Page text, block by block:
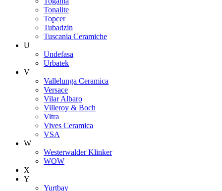
Tonalite
Topcer
Tubadzin
Tuscania Ceramiche
U
Undefasa
Urbatek
V
Vallelunga Ceramica
Versace
Vilar Albaro
Villeroy & Boch
Vitra
Vives Ceramica
VSA
W
Westerwalder Klinker
WOW
X
Y
Yurtbay